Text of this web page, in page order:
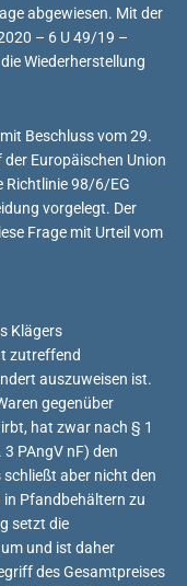
abgewiesen. Mit der
– 6 U 49/19 –
Wiederherstellung
Beschluss vom 29.
Europäischen Union
Richtlinie 98/6/EG
vorgelegt. Der
Frage mit Urteil vom
Klägers
zutreffend
auszuweisen ist.
gegenüber
hat zwar nach § 1
PAngV nF) den
aber nicht den
in Pfandbehältern zu
setzt die
und ist daher
des Gesamtpreises